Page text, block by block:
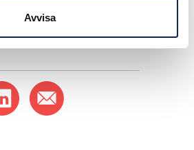
Avvisa